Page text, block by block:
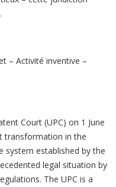
– Activité inventive –
Court (UPC) on 1 June
transformation in the
system established by the
legal situation by
The UPC is a